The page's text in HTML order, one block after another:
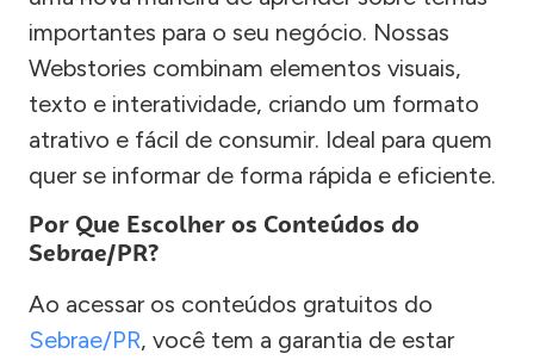
importantes para o seu negócio. Nossas
Webstories combinam elementos visuais,
texto e interatividade, criando um formato
atrativo e fácil de consumir. Ideal para quem
quer se informar de forma rápida e eficiente.
Por Que Escolher os Conteúdos do
Sebrae/PR?
Ao acessar os conteúdos gratuitos do
Sebrae/PR, você tem a garantia de estar